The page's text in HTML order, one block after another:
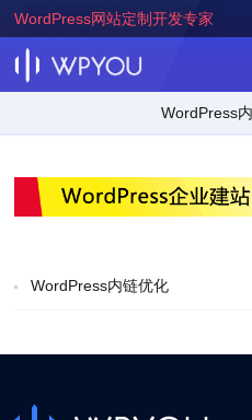
WordPress网站定制开发专家
WordPress
WordPress内链优化